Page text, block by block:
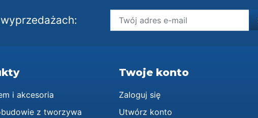
i akcesoria
z tworzywa
Twoje konto
Zaloguj się
Utwórz konto